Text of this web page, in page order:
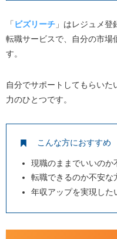
「 ビズリーチ」はレジュメ登
転職サービスで、自分の市場
す。
自分でサポートしてもらい
力のひとつです。
こんな方におすすめ
現職のままでいいのか
転職できるのか不安な
年収アップを実現した